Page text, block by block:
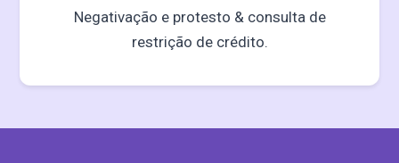
Negativação e protesto & consulta de
restrição de crédito.